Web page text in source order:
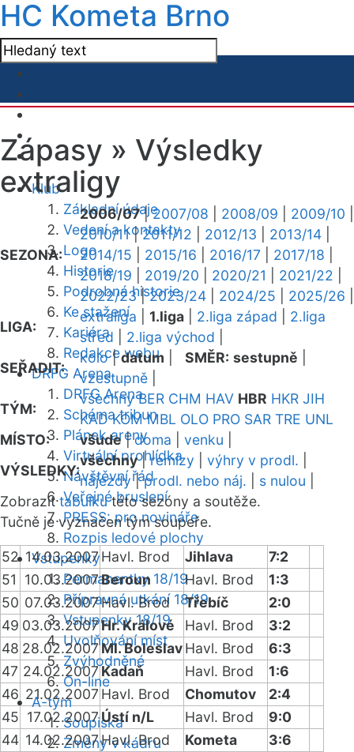
HC Kometa Brno
Klub
Základní údaje
Vedení a kontakty
Logo
Historie
Podrobná historie
Ke stažení
Kariéra
Redakce webu
DRFG Arena
DRFG Arena
Schéma tribun
Plánek areny
Virtuální prohlídka
Návštěvní řád
Veřejné bruslení
PRESS: pro novináře
Rozpis ledové plochy
Vstupenky
Permanentky 18/19
Přípravná utkání 18/19
Vstupenky 18/19
Uvolňování míst
Zvýhodněné
On-line
A-tým
Soupiska
Změny v kádru
Zápasy » Výsledky
extraligy
SEZONA:
2006/07|2007/08 2008/09 2009/10
2010/11|2011/12 2012/13 2013/14
2014/15
2015/16 2016/17 2017/18
2018/19
2019/20 2020/21 2021/22
2022/23|2023/24 2024/25 2025/26
LIGA:
extraliga 1.liga 2.liga západ
2.liga
střed
2.liga východ
SEŘADIT:
kolo|datum SMĚR: sestupně
vzestupně
TÝM:
všechny BER CHM HAV HBR HKR JIH
KAD KOM MBL OLO PRO SAR TRE UNL
MÍSTO:
všude|doma venku
VÝSLEDKY:
všechny|remízy výhry v prodl.
nájezdy|prodl. nebo náj. s nulou
Zobrazittabulkutéto sezóny a soutěže.
Tučně je vyznačen tým soupeře.
52 14.03.2007Havl. Brod Jihlava
7:2
51
10.03.2007Beroun Havl. Brod
1:3
50 07.03.2007Havl. Brod Třebíč
2:0
49 03.03.2007Hr. Králové Havl. Brod
3:2
48 28.02.2007 Ml. BoleslavHavl. Brod
6:3
47 24.02.2007Kadaň Havl. Brod
1:6
46 21.02.2007 Havl. Brod Chomutov
2:4
45 17.02.2007Ústí n/L Havl. Brod
9:0
44 14.02.2007Havl. Brod Kometa
3:6